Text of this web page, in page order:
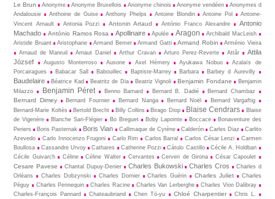
Le Brun
Anonyme Anonyme Bruxellois Anonyme chinois Anonyme vendéen
Anonymes d
Andalousie
Anthoine de Guise Anthony Phelps Antoine Blondin Antoine Pol
Antoine-
Vincent Arnault
Antonia Pozzi Antonin Artaud António Franco Alexandre
Antonio
Machado
António Ramos Rosa Apollinaire Apulée Aragon
Archibald MacLeish
Aristide Bruant
Aristophane Armand Bemer Armand Gatti Armand Robin
Arménio Vieira
Arnaud de Mareuil
Arnaut Daniel Arthur Cravan Arturo Perez-Reverte Attâr
Attila
József
Augusto Monterroso Ausone Axel Hémery Ayukawa Nobuo
Azalaïs de
Porcairagues
Babacar Sall Babouillec Baptiste-Marrey Barbara Barbey d Aurevilly
Baudelaire Béatrice Kad Beatritz de Dia Beatriz Vignoli Benjamin Fondane
Benjamin
Milazzo
Benjamin Péret Benno Barnard Bernard B. Dadié Bernard Chambaz
Bernard Dimey Bernard Fournier Bernard Nanga Bernard Noël
Bernard Vargaftig
Bernard-Marie Koltès
Bertold Brecht Billy Collins Birago Diop Blaise Cendrars
Blaise
de Vigenère
Blanche Sari-Flégier Bo Breguet Boby Lapointe Boccace
Bonaventure des
Periers
Boris Pasternak Boris Vian Callimaque de Cyrène Cal­derón Carles Diaz
Carlito
Azevedo
Carlo Innocenzo Frugoni Carlo Rim Carlos Barral Carlos César Lenzi
Carmen
Boullosa
Cassandre Urvoy Cathares Catherine Pozzi Cátulo Castillo
Cécile A. Holdban
Cécile Guivarch
Céline Céline Walter Cervantes Cerveri de Girona César Capoulet
Cesare Pavese Chantal Dupuy-Denier Charles Bukowski Charles Cros
Charles d
Orléans
Charles Dobzynski Charles Dornier Charles Guérin Charles Juliet
Charles
Péguy
Charles Pennequin Charles Racine Charles Van Lerberghe
Charles Vion Dalibray
Charles-François Pannard
Chateaubriand Chen Tö-yu Chloé Charpentier
Chris L.